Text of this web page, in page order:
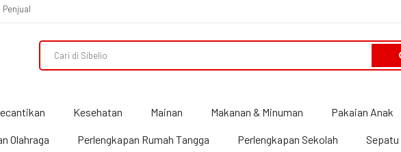
Penjual
Kesehatan Mainan Makanan & Minuman Pakaian Anak
Olahraga Perlengkapan Rumah Tangga Perlengkapan Sekolah